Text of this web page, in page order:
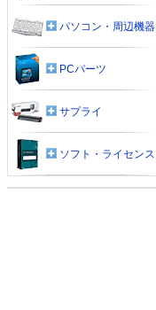
パソコン・周辺機器
PCパーツ
サプライ
ソフト・ライセンス